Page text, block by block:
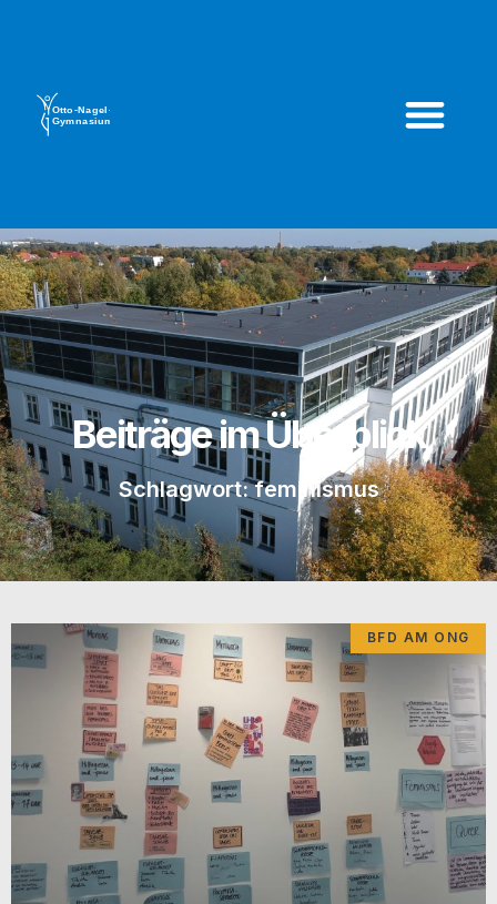
Beiträge im Überblick
Schlagwort: feminismus
BFD AM ONG